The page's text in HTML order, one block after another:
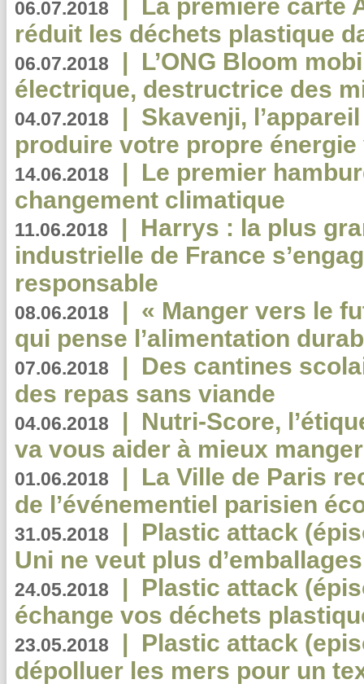
06.07.2018 | La première carte
réduit les déchets plastique
06.07.2018 | L’ONG Bloom
électrique, destructrice des
04.07.2018 | Skavenji,
produire votre propre
14.06.2018 | Le premier
changement climatique
11.06.2018 | Harrys : la plus
industrielle de France
responsable
08.06.2018 | « Manger vers le
qui pense l’alimentation
07.06.2018 | Des cantines
des repas sans viande
04.06.2018 | Nutri-Score,
va vous aider à mieux
01.06.2018 | La Ville de Paris
de l’événementiel parisien
31.05.2018 | Plastic attack
Uni ne veut plus
24.05.2018 | Plastic attack
échange vos déchets
23.05.2018 | Plastic attack
dépolluer les mers pour un